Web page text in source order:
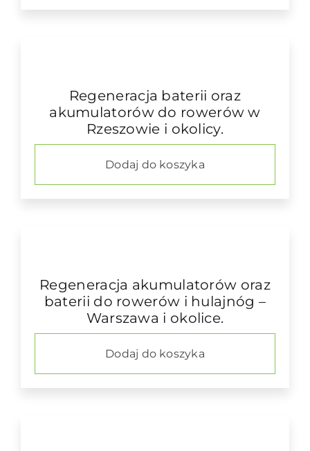
Regeneracja baterii oraz
akumulatorów do rowerów w
Rzeszowie i okolicy.
Dodaj do koszyka
Regeneracja akumulatorów oraz
baterii do rowerów i hulajnóg –
Warszawa i okolice.
Dodaj do koszyka